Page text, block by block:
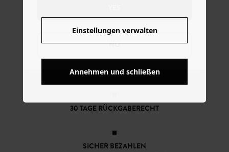
NO
KOSTENFREIE LIEFERUNG
Ab 60€*
30 TAGE RÜCKGABERECHT
SICHER BEZAHLEN
Einstellungen verwalten
Annehmen und schließen